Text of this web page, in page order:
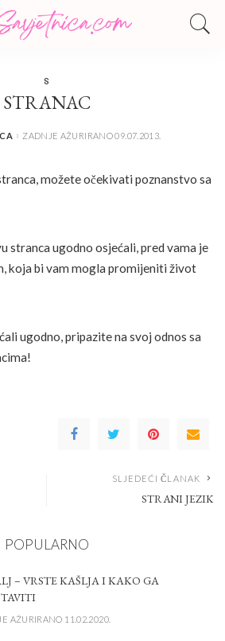
S
STRANAC
ZADNJE AŽURIRANO 09.07.2013.
možete očekivati poznanstvo sa
stranca ugodno osjećali, pred vama je
koja bi vam mogla promijeniti život
ugodno, pripazite na svoj odnos sa
SLJEDEĆI ČLANAK
STRANI JEZIK
POPULARNO
– VRSTE KAŠLJA I KAKO GA
AŽURIRANO 11.02.2020.